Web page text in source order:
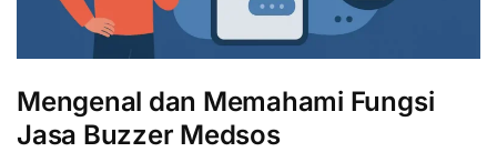
Mengenal dan Memahami Fungsi
Jasa Buzzer Medsos